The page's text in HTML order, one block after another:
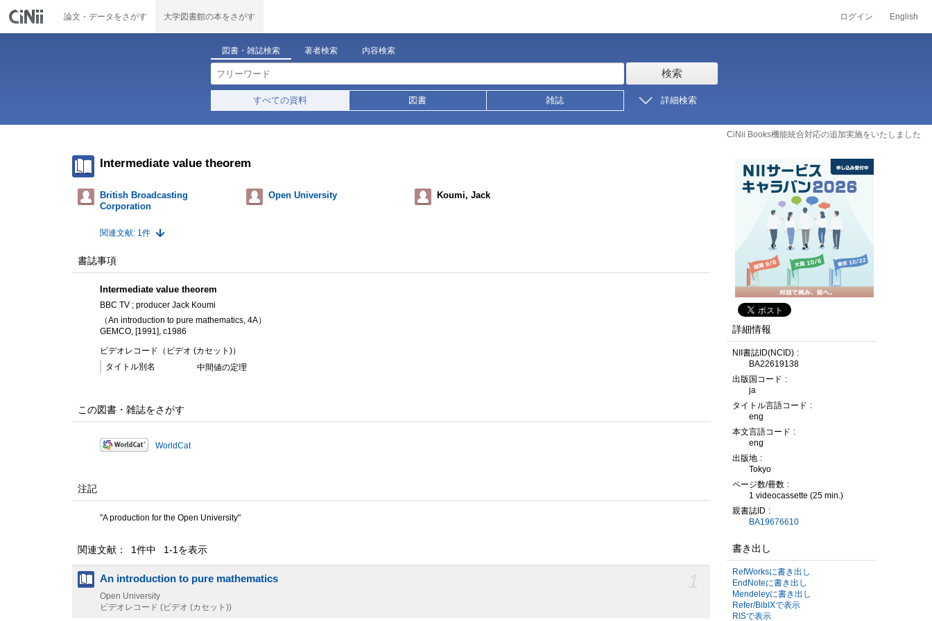
論文・データをさがす 大学図書館の本をさがす ログイン English
図書・雑誌検索 著者検索 内容検索
検索
すべての資料 図書 雑誌 詳細検索
CiNii Books機能統合対応の追加実施をいたしました
Intermediate value theorem
British Broadcasting
Corporation
Open University Koumi, Jack
関連文献: 1件
書誌事項
Intermediate value theorem
BBC TV ; producer Jack Koumi
（An introduction to pure mathematics, 4A）
GEMCO, [1991], c1986
ビデオレコード（ビデオ (カセット)）
タイトル別名
中間値の定理
この図書・雑誌をさがす
WorldCat
注記
"A production for the Open University"
関連文献： 1件中 1-1を表示
An introduction to pure mathematics
Open University
ビデオレコード (ビデオ (カセット))
詳細情報
NII書誌ID(NCID)
BA22619138
出版国コード
ja
タイトル言語コード
eng
本文言語コード
eng
出版地
Tokyo
ページ数/冊数
1 videocassette (25 min.)
親書誌ID
BA19676610
書き出し
RefWorksに書き出し
EndNoteに書き出し
Mendeleyに書き出し
Refer/BibIXで表示
RISで表示